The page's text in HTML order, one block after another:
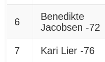
6
Benedikte
Jacobsen -72
7 Kari Lier -76